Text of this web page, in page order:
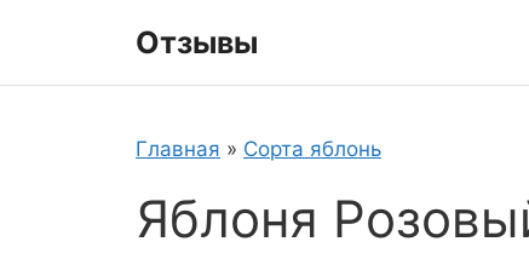
Отзывы
Главная » Сорта яблонь
Яблоня